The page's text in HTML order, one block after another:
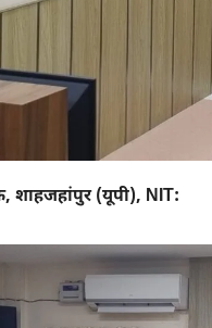
शाहजहांपुर (यूपी), NIT: